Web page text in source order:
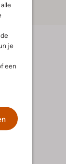
je
een
€ 184,99